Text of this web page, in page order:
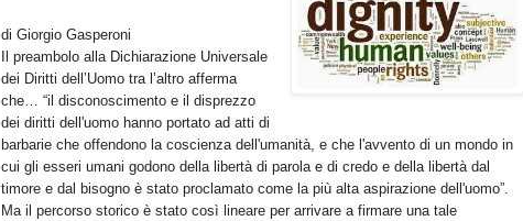
di Giorgio Gasperoni
Il preambolo alla Dichiarazione Universale
dei Diritti dell’Uomo tra l’altro afferma
che… “il disconoscimento e il disprezzo
dei diritti dell'uomo hanno portato ad atti di
barbarie che offendono la coscienza dell'umanità, e che l'avvento di un mondo in
cui gli esseri umani godono della libertà di parola e di credo e della libertà dal
timore e dal bisogno è stato proclamato come la più alta aspirazione dell'uomo”.
Ma il percorso storico è stato così lineare per arrivare a firmare una tale